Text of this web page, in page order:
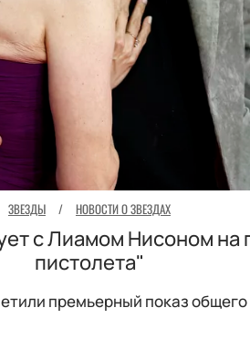
ЗВЕЗДЫ / НОВОСТИ О ЗВЕЗДАХ
с Лиамом Нисоном на
пистолета"
премьерный показ общего